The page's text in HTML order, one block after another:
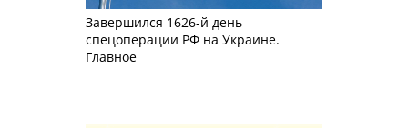
Завершился 1626-й день
спецоперации РФ на Украине.
Главное